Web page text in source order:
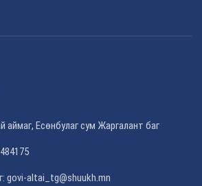
аймаг, Есөнбулаг сум Жаргалант баг
govi-altai_tg@shuukh.mn